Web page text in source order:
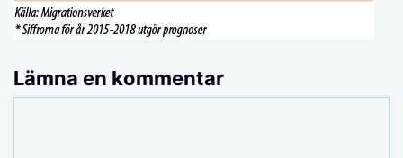
Lämna en kommentar